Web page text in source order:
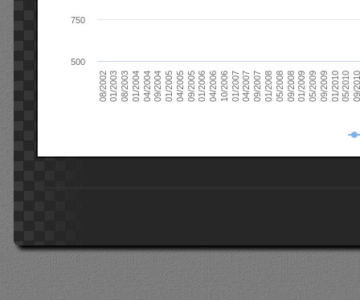
08/200201/200308/200301/200404/200409/200401/200504/200509/200501/200604/200610/200601/200704/200709/200701/200805/200809/200801/200905/200909/200901/201005/201009/
500
750